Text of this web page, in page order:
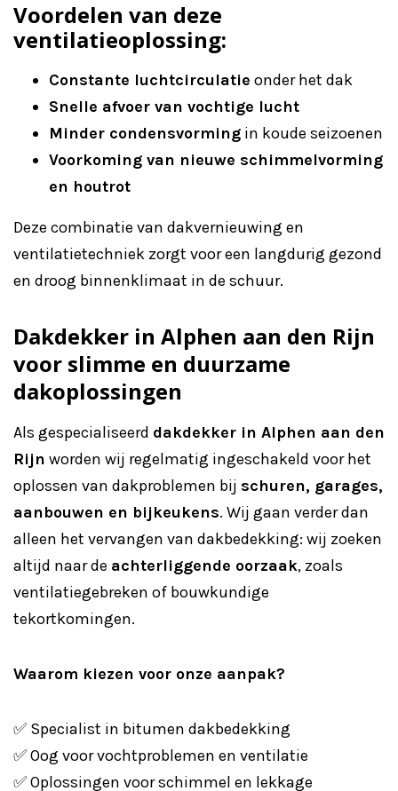
Voordelen van deze
ventilatieoplossing:
Constante luchtcirculatie onder het dak
Snelle afvoer van vochtige lucht
Minder condensvorming in koude seizoenen
Voorkoming van nieuwe schimmelvorming
en houtrot
Deze combinatie van dakvernieuwing en
ventilatietechniek zorgt voor een langdurig gezond
en droog binnenklimaat in de schuur.
Dakdekker in Alphen aan den Rijn
voor slimme en duurzame
dakoplossingen
Als gespecialiseerd dakdekker in Alphen aan den
Rijn worden wij regelmatig ingeschakeld voor het
oplossen van dakproblemen bij schuren, garages,
aanbouwen en bijkeukens. Wij gaan verder dan
alleen het vervangen van dakbedekking: wij zoeken
altijd naar de achterliggende oorzaak, zoals
ventilatiegebreken of bouwkundige
tekortkomingen.
Waarom kiezen voor onze aanpak?
✅ Specialist in bitumen dakbedekking
✅ Oog voor vochtproblemen en ventilatie
✅ Oplossingen voor schimmel en lekkage